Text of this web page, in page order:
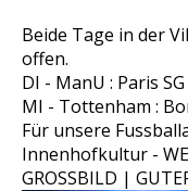
Beide Tage in der
offen.
DI - ManU : Paris
MI - Tottenham :
Für unsere
Innenhofkultur -
GROSSBILD |